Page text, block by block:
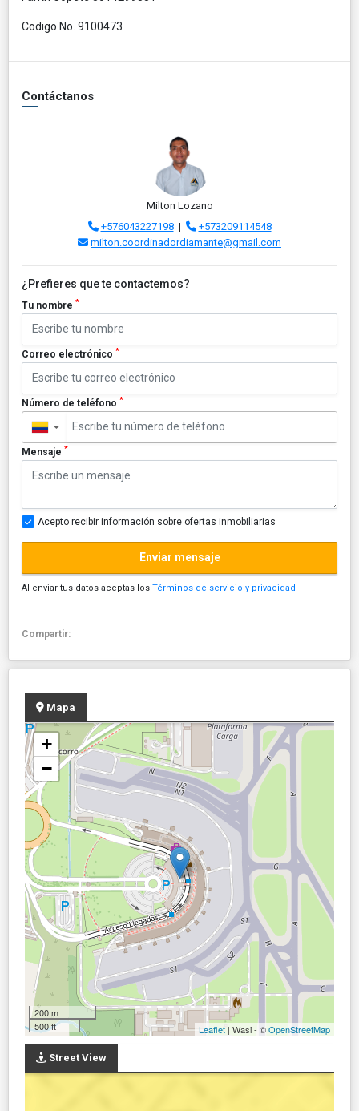
Codigo No. 9100473
Contáctanos
Milton Lozano
+576043227198|
+573209114548
milton.coordinadordiamante@gmail.com
¿Prefieres que te contactemos?
Tu nombre *
Correo electrónico *
Número de teléfono *
▼
Mensaje *
Acepto recibir información sobre ofertas inmobiliarias
Enviar mensaje
Al enviar tus datos aceptas los Términos de servicio y privacidad
Compartir:
Mapa
+
−
200 m
500 ft
Leaflet | Wasi - ©OpenStreetMap
Street View